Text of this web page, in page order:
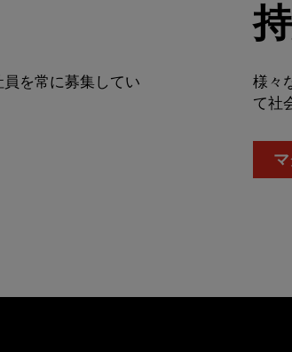
を常に募集してい
様々
て社